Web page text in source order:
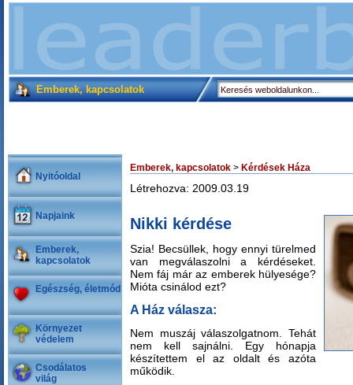
Emberek, kapcsolatok
Nyitóoldal
Napjaink
Emberek,
kapcsolatok
Egészség, életmód
Környezet
védelem
Csodálatos
világ
Emberek, kapcsolatok > Kérdések Háza
Létrehozva: 2009.03.19
Nikki kérdése
Szia! Becsüllek, hogy ennyi türelmed
van megválaszolni a kérdéseket.
Nem fáj már az emberek hülyesége?
Mióta csinálod ezt?
A Ház válasza:
Nem muszáj válaszolgatnom. Tehát
nem kell sajnálni. Egy hónapja
készítettem el az oldalt és azóta
működik.